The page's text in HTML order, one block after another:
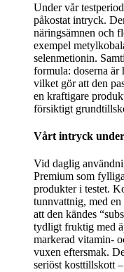
Under vår
påkostat intryck.
näringsämnen och
exempel
selenmetionin.
formula: doserna är
vilket gör att den
en kraftigare
försiktigt
Vårt intryck under
Vid daglig
Premium som
produkter i testet.
tunnvattnig, med
att den kändes
tydligt fruktig med
markerad vitamin-
vuxen eftersmak.
seriöst kosttillskott